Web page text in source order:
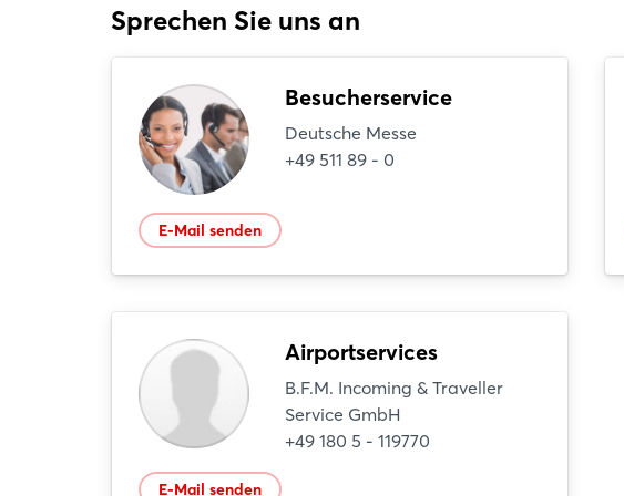
Sprechen Sie uns an
Besucherservice
Deutsche Messe
+49 511 89 - 0
E-Mail senden
Airportservices
B.F.M. Incoming & Traveller
Service GmbH
+49 180 5 - 119770
E-Mail senden